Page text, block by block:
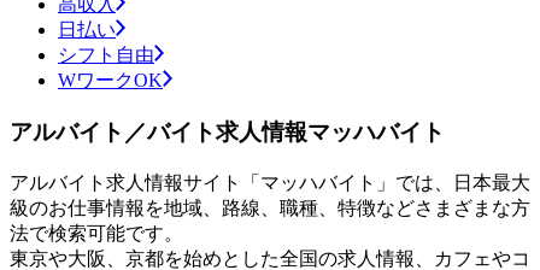
高収入
日払い
シフト自由
WワークOK
アルバイト／バイト求人情報マッハバイト
アルバイト求人情報サイト「マッハバイト」では、日本最大
級のお仕事情報を地域、路線、職種、特徴などさまざまな方
法で検索可能です。
東京や大阪、京都を始めとした全国の求人情報、カフェやコ